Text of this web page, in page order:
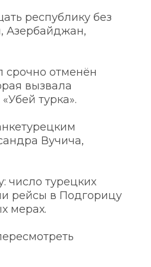
республику без
Азербайджан,
срочно отменён
вызвала
турка».
Вучича,
число турецких
рейсы в Подгорицу
мерах.